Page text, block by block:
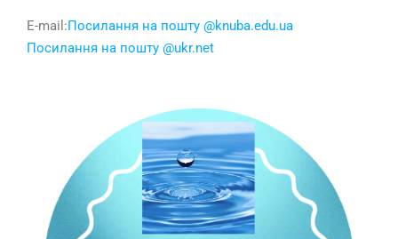
E-mail:Посилання на пошту @knuba.edu.ua
Посилання на пошту @ukr.net